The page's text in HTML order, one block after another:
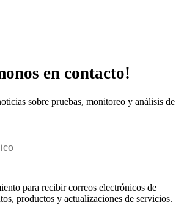
en contacto!
sobre pruebas, monitoreo y análisis de
para recibir correos electrónicos de
productos y actualizaciones de servicios.